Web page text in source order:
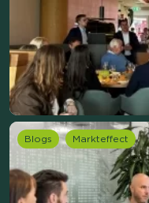
Blogs Markteffect